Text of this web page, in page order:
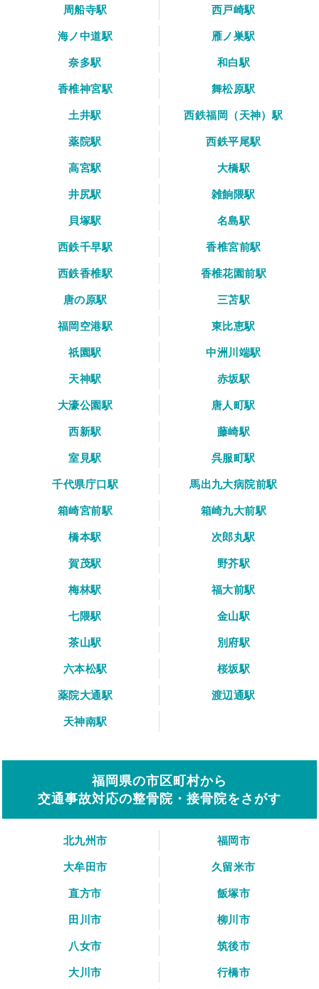
周船寺駅
西戸崎駅
海ノ中道駅
雁ノ巣駅
奈多駅
和白駅
香椎神宮駅
舞松原駅
土井駅
西鉄福岡（天神）駅
薬院駅
西鉄平尾駅
高宮駅
大橋駅
井尻駅
雑餉隈駅
貝塚駅
名島駅
西鉄千早駅
香椎宮前駅
西鉄香椎駅
香椎花園前駅
唐の原駅
三苫駅
福岡空港駅
東比恵駅
祇園駅
中洲川端駅
天神駅
赤坂駅
大濠公園駅
唐人町駅
西新駅
藤崎駅
室見駅
呉服町駅
千代県庁口駅
馬出九大病院前駅
箱崎宮前駅
箱崎九大前駅
橋本駅
次郎丸駅
賀茂駅
野芥駅
梅林駅
福大前駅
七隈駅
金山駅
茶山駅
別府駅
六本松駅
桜坂駅
薬院大通駅
渡辺通駅
天神南駅
福岡県の市区町村から
交通事故対応の整骨院・接骨院をさがす
北九州市
福岡市
大牟田市
久留米市
直方市
飯塚市
田川市
柳川市
八女市
筑後市
大川市
行橋市